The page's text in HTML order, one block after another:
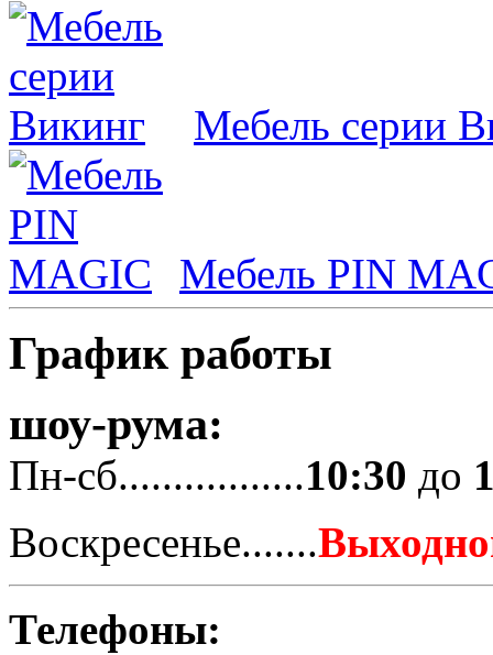
Мебель серии
Мебель PIN
График работы
шоу-рума:
Пн-сб.................10:30 до
Воскресенье.......
Телефоны: